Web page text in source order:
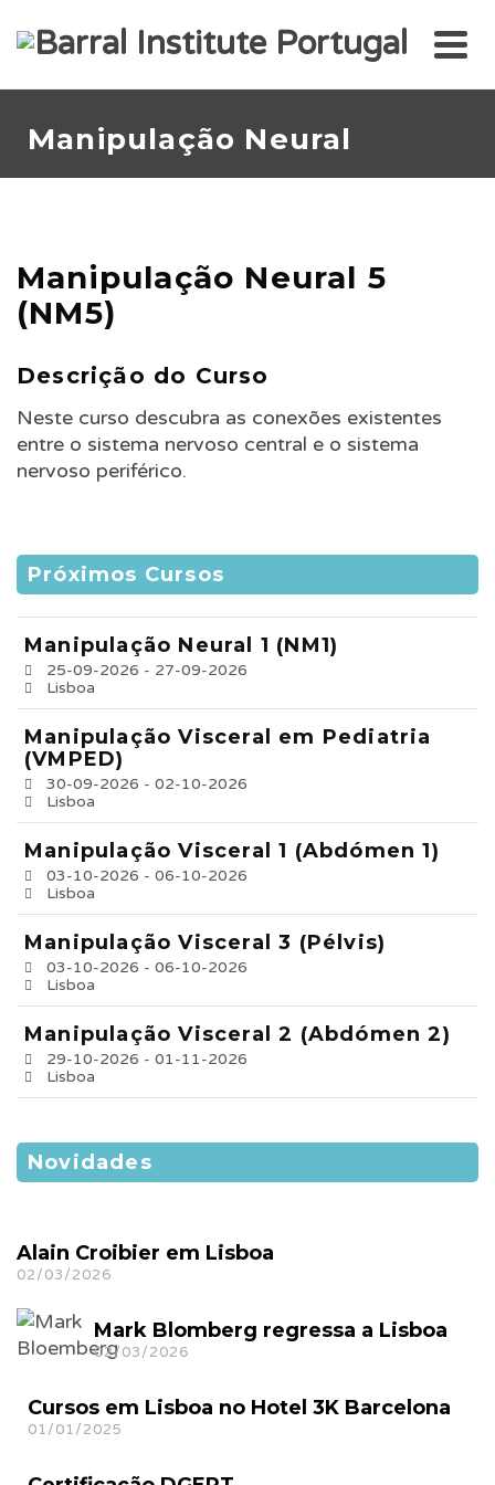
Manipulação Neural
Manipulação Neural 5
(NM5)
Descrição do Curso
Neste curso descubra as conexões existentes
entre o sistema nervoso central e o sistema
nervoso periférico.
Próximos Cursos
Manipulação Neural 1 (NM1)
25-09-2026 - 27-09-2026
Lisboa
Manipulação Visceral em Pediatria
(VMPED)
30-09-2026 - 02-10-2026
Lisboa
Manipulação Visceral 1 (Abdómen 1)
03-10-2026 - 06-10-2026
Lisboa
Manipulação Visceral 3 (Pélvis)
03-10-2026 - 06-10-2026
Lisboa
Manipulação Visceral 2 (Abdómen 2)
29-10-2026 - 01-11-2026
Lisboa
Novidades
Alain Croibier em Lisboa
02/03/2026
Mark Blomberg regressa a Lisboa
02/03/2026
Cursos em Lisboa no Hotel 3K Barcelona
01/01/2025